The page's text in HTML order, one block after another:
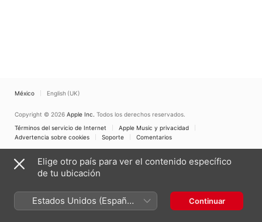
México English (UK)
Copyright © 2026 Apple Inc. Todos los derechos reservados.
Términos del servicio de Internet
Apple Music y privacidad
Advertencia sobre cookies
Soporte Comentarios
Elige otro país para ver el contenido específico
de tu ubicación
Estados Unidos (Español
México)
Continuar